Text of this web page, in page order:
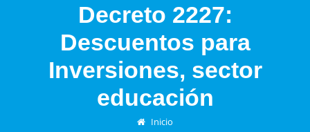
Decreto 2227:
Descuentos para
Inversiones, sector
educación
Inicio